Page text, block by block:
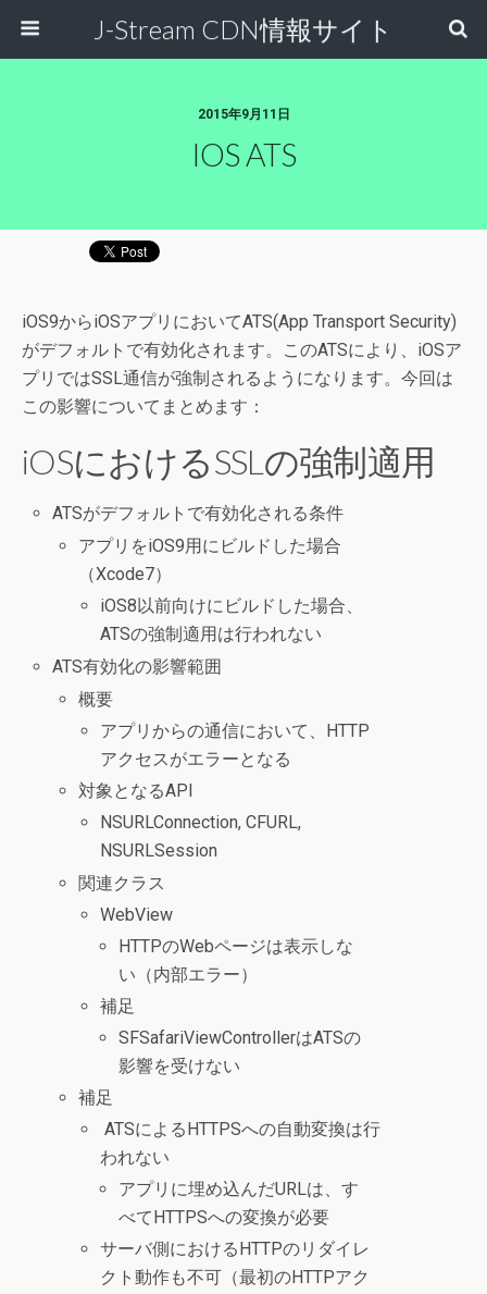
J-Stream CDN情報サイト
2015年9月11日
IOS ATS
iOS9からiOSアプリにおいてATS(App Transport Security)
がデフォルトで有効化されます。このATSにより、iOSア
プリではSSL通信が強制されるようになります。今回は
この影響についてまとめます：
iOSにおけるSSLの強制適用
ATSがデフォルトで有効化される条件
アプリをiOS9用にビルドした場合
（Xcode7）
iOS8以前向けにビルドした場合、
ATSの強制適用は行われない
ATS有効化の影響範囲
概要
アプリからの通信において、HTTP
アクセスがエラーとなる
対象となるAPI
NSURLConnection, CFURL,
NSURLSession
関連クラス
WebView
HTTPのWebページは表示しな
い（内部エラー）
補足
SFSafariViewControllerはATSの
影響を受けない
補足
ATSによるHTTPSへの自動変換は行
われない
アプリに埋め込んだURLは、す
べてHTTPSへの変換が必要
サーバ側におけるHTTPのリダイレ
クト動作も不可（最初のHTTPアク